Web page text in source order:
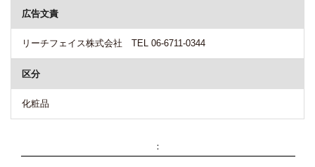
広告文責
リーチフェイス株式会社 TEL 06-6711-0344
区分
化粧品
：